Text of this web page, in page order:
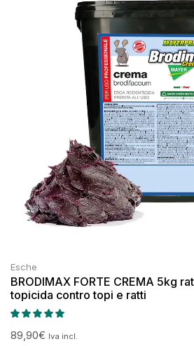
Esche
BRODIMAX FORTE CREMA 5kg
topicida contro topi e ratti
89,90€ Iva incl.